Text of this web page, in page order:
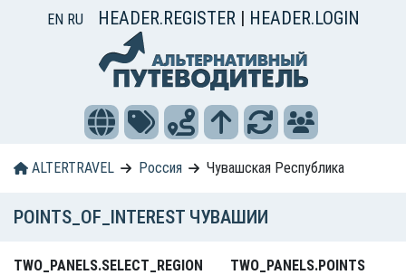
EN RU HEADER.REGISTER | HEADER.LOGIN
ALTERTRAVEL Россия Чувашская Республика
POINTS_OF_INTEREST ЧУВАШИИ
TWO_PANELS.SELECT_REGION
TWO_PANELS.POINTS